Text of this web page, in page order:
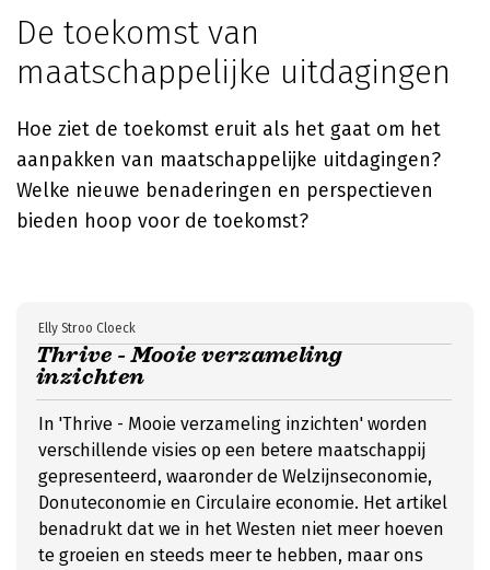
De toekomst van
maatschappelijke uitdagingen
Hoe ziet de toekomst eruit als het gaat om het
aanpakken van maatschappelijke uitdagingen?
Welke nieuwe benaderingen en perspectieven
bieden hoop voor de toekomst?
Thrive - Mooie verzameling
inzichten
Elly Stroo Cloeck
In 'Thrive - Mooie verzameling inzichten' worden
verschillende visies op een betere maatschappij
gepresenteerd, waaronder de Welzijnseconomie,
Donuteconomie en Circulaire economie. Het artikel
benadrukt dat we in het Westen niet meer hoeven
te groeien en steeds meer te hebben, maar ons